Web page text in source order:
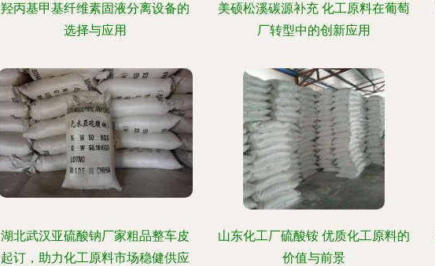
羟丙基甲基纤维素固液分离设备的
选择与应用
美硕松溪碳源补充 化工原料在葡萄
厂转型中的创新应用
湖北武汉亚硫酸钠厂家粗品整车皮
起订，助力化工原料市场稳健供应
山东化工厂硫酸铵 优质化工原料的
价值与前景